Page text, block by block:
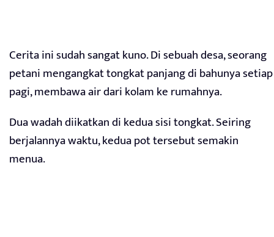
Cerita ini sudah sangat kuno. Di sebuah desa, seorang
petani mengangkat tongkat panjang di bahunya setiap
pagi, membawa air dari kolam ke rumahnya.
Dua wadah diikatkan di kedua sisi tongkat. Seiring
berjalannya waktu, kedua pot tersebut semakin
menua.